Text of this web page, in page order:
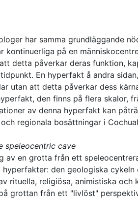
har samma grundläggande
kontinuerliga på en
detta påverkar deras funktion,
En hyperfakt å andra
utan att detta påverkar dess
den finns på flera skalor,
av denna hyperfakt kan
regionala bosättningar i
speleocentric cave
av en grotta från ett
den geologiska cykeln
rituella, religiösa, animistiska och
grottan från ett "livlöst"